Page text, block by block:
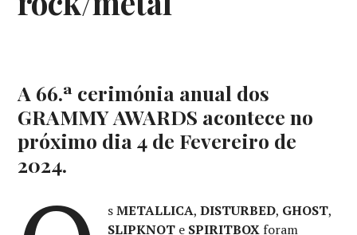
A 66.ª cerimónia anual dos
GRAMMY AWARDS acontece no
próximo dia 4 de Fevereiro de
2024.
sMETALLICA, DISTURBED, GHOST,
SLIPKNOTe SPIRITBOXforam